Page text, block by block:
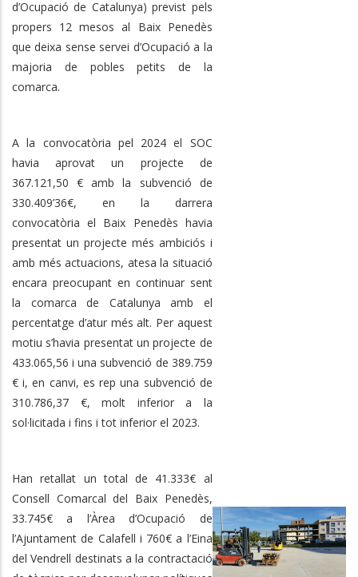
d’Ocupació de Catalunya) previst pels
propers 12 mesos al Baix Penedès
que deixa sense servei d’Ocupació a la
majoria de pobles petits de la
comarca.
A la convocatòria pel 2024 el SOC
havia aprovat un projecte de
367.121,50 € amb la subvenció de
330.409’36€, en la darrera
convocatòria el Baix Penedès havia
presentat un projecte més ambiciós i
amb més actuacions, atesa la situació
encara preocupant en continuar sent
la comarca de Catalunya amb el
percentatge d’atur més alt. Per aquest
motiu s’havia presentat un projecte de
433.065,56 i una subvenció de 389.759
€ i, en canvi, es rep una subvenció de
310.786,37 €, molt inferior a la
sol·licitada i fins i tot inferior el 2023.
Han retallat un total de 41.333€ al
Consell Comarcal del Baix Penedès,
33.745€ a l’Àrea d’Ocupació de
l’Ajuntament de Calafell i 760€ a l’Eina
del Vendrell destinats a la contractació